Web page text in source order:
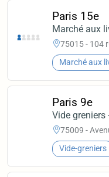
Paris 15e
Marché aux
75015 - 104
Marché aux
Paris 9e
Vide greniers
75009 -
Vide-greniers